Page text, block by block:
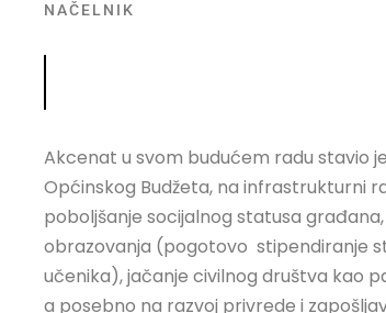
NAČELNIK
Akcenat u svom budućem radu stavio
Općinskog Budžeta, na infrastrukturni
poboljšanje socijalnog statusa
obrazovanja (pogotovo stipendiranje
učenika), jačanje civilnog društva kao
a posebno na razvoj privrede i